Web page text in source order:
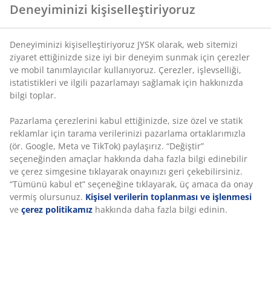
dayanağı ve toz kaplama çelikten çerçeveye sahiptir.
Textiline, çabuk kuruyan, kolay temizlenen, konforlu ve
rengi solmayan bir malzemedir. Bahçe sandalyesi
kompakt depolama için iç içe geçebilir.
SKU: 3725165
Montaj talimatları
Özellikler
Çerezler, işlevselliği, istatistikleri ve ilgili pazarlamayı
sağlamak için hakkınızda bilgi toplar.
Pazarlama çerezlerini kabul ettiğinizde, size özel ve
statik reklamlar için tarama verilerinizi pazarlama
ortaklarımızla (ör. Google, Meta ve TikTok) paylaşırız.
“Değiştir” seçeneğinden amaçlar hakkında daha fazla
bilgi edinebilir ve çerez simgesine tıklayarak onayınızı
tıklayarak, üç amaca da onay vermiş olursunuz.Kişisel
verilerin toplanması ve işlenmesiveçerez politikamız
hakkında daha fazla bilgi edinin.